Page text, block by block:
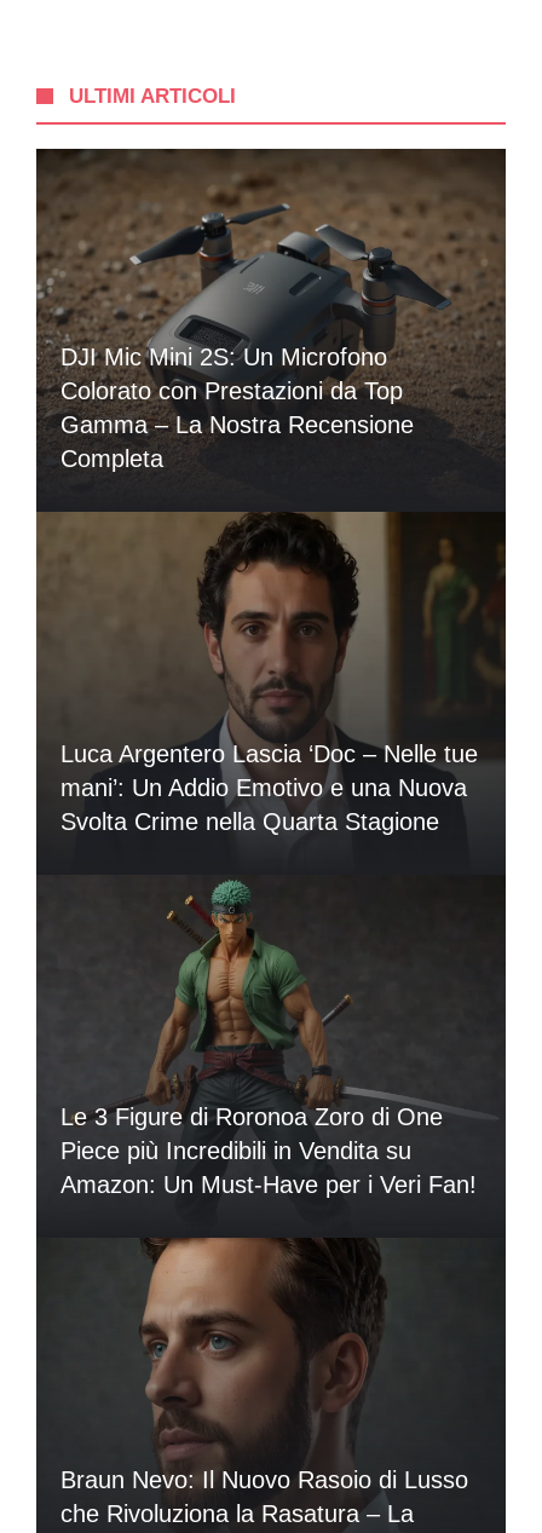
ULTIMI ARTICOLI
DJI Mic Mini 2S: Un Microfono
Colorato con Prestazioni da Top
Gamma – La Nostra Recensione
Completa
Luca Argentero Lascia ‘Doc – Nelle tue
mani’: Un Addio Emotivo e una Nuova
Svolta Crime nella Quarta Stagione
Le 3 Figure di Roronoa Zoro di One
Piece più Incredibili in Vendita su
Amazon: Un Must-Have per i Veri Fan!
Braun Nevo: Il Nuovo Rasoio di Lusso
che Rivoluziona la Rasatura – La